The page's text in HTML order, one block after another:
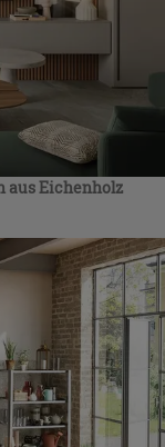
aus Eichenholz